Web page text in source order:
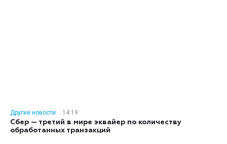
Другие новости
14:19
Сбер — третий в мире эквайер по количеству
обработанных транзакций